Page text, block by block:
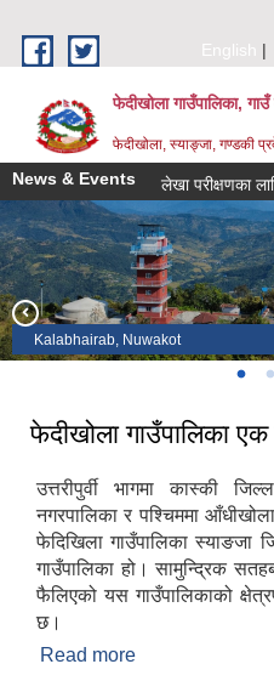
English
फेदीखोला गाउँपालिका, गाउँ
फेदीखोला, स्याङ्जा, गण्डकी
News & Events लेखा परीक्षणका
Kalabhairab, Nuwakot
Machhapokhari, Bhatkhola
Office Building
फेदीखोला गाउँपालिका
उत्तरीपुर्वी भागमा कास्की
नगरपालिका र पश्चिममा
फेदिखिला गाउँपालिका स्याङजा
गाउँपालिका हो। सामुन्द्रिक
फैलिएको यस गाउँपालिकाको
छ।
Read more